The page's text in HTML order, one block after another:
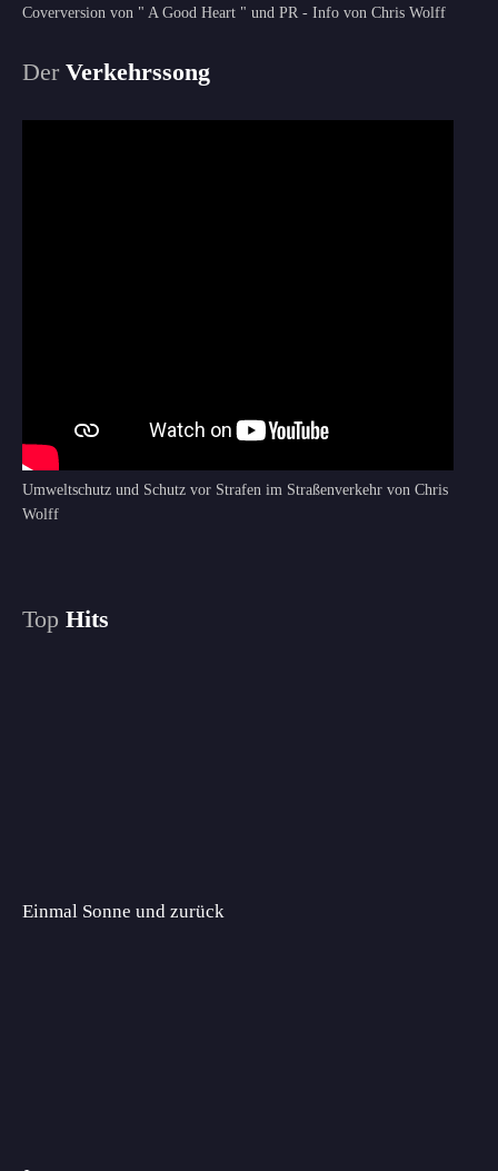
Coverversion von " A Good Heart " und PR - Info von Chris Wolff
Der Verkehrssong
Umweltschutz und Schutz vor Strafen im Straßenverkehr von Chris
Wolff
Top Hits
Einmal Sonne und zurück